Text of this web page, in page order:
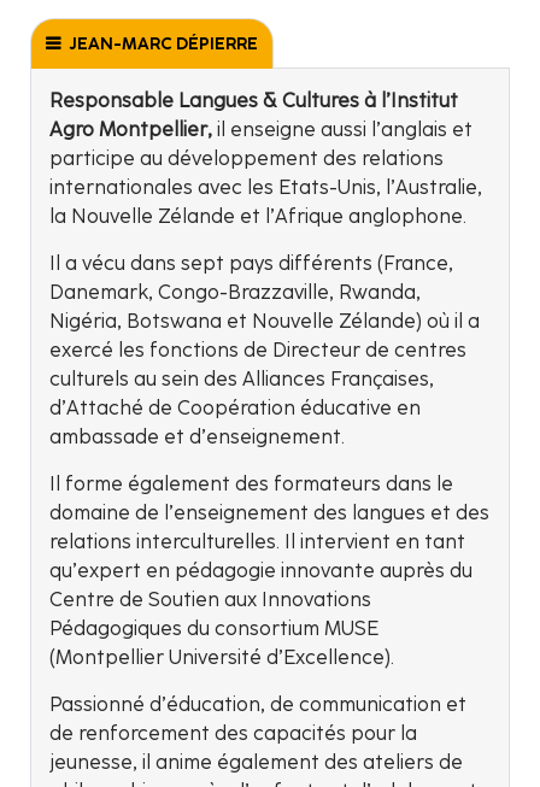
JEAN-MARC DÉPIERRE
Responsable Langues & Cultures à l’Institut
Agro Montpellier, il enseigne aussi l’anglais et
participe au développement des relations
internationales avec les Etats-Unis, l’Australie,
la Nouvelle Zélande et l’Afrique anglophone.
Il a vécu dans sept pays différents (France,
Danemark, Congo-Brazzaville, Rwanda,
Nigéria, Botswana et Nouvelle Zélande) où il a
exercé les fonctions de Directeur de centres
culturels au sein des Alliances Françaises,
d’Attaché de Coopération éducative en
ambassade et d’enseignement.
Il forme également des formateurs dans le
domaine de l’enseignement des langues et des
relations interculturelles. Il intervient en tant
qu’expert en pédagogie innovante auprès du
Centre de Soutien aux Innovations
Pédagogiques du consortium MUSE
(Montpellier Université d’Excellence).
Passionné d’éducation, de communication et
de renforcement des capacités pour la
jeunesse, il anime également des ateliers de